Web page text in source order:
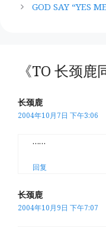
GOD SAY “YES
《TO 长颈
长颈鹿
2004年10月7日 下午3:06
……
回复
长颈鹿
2004年10月9日 下午7:07